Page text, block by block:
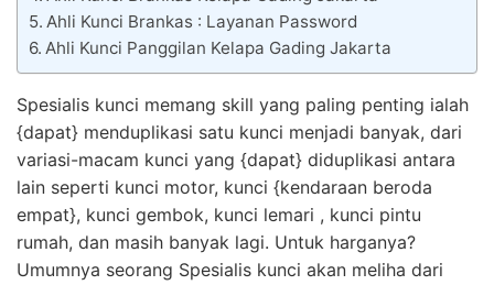
Ahli Kunci Brankas : Layanan Password
Ahli Kunci Panggilan Kelapa Gading Jakarta
Spesialis kunci memang skill yang paling penting ialah
{dapat} menduplikasi satu kunci menjadi banyak, dari
variasi-macam kunci yang {dapat} diduplikasi antara
lain seperti kunci motor, kunci {kendaraan beroda
empat}, kunci gembok, kunci lemari , kunci pintu
rumah, dan masih banyak lagi. Untuk harganya?
Umumnya seorang Spesialis kunci akan meliha dari